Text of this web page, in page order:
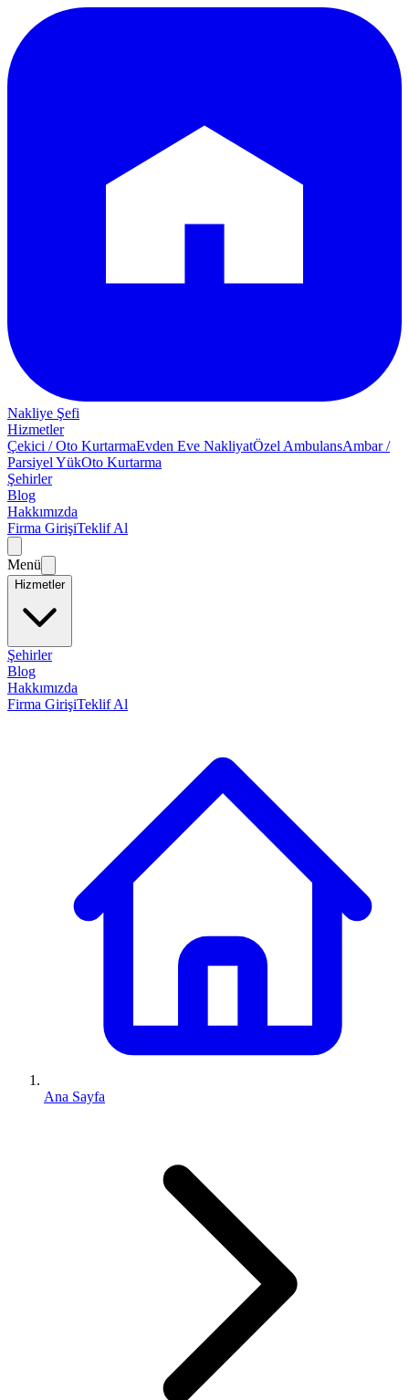
Nakliye Şefi
Hizmetler
Çekici / Oto KurtarmaEvden Eve NakliyatÖzel AmbulansAmbar /
Parsiyel YükOto Kurtarma
Şehirler
Blog
Hakkımızda
Firma GirişiTeklif Al
Menü
Hizmetler
Şehirler
Blog
Hakkımızda
Firma GirişiTeklif Al
Ana Sayfa